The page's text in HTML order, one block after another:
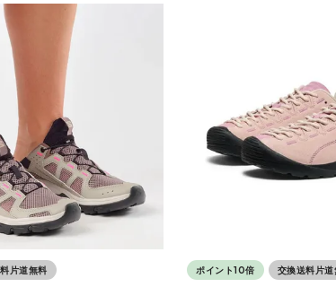
片道無料 ポイント10倍 交換送料片道